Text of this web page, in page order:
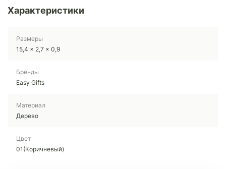
Характеристики
Размеры
15,4 x 2,7 x 0,9
Бренды
Easy Gifts
Материал
Дерево
Цвет
01(Коричневый)